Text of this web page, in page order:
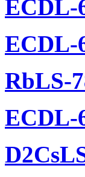
ECDL-
ECDL-
RbLS-
ECDL-